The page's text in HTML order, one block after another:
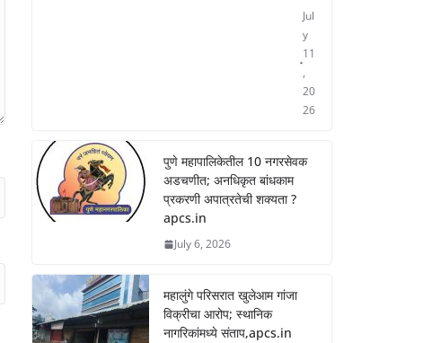
Jul
y
11
,
20
26
पुणे महापालिकेतील 10 नगरसेवक
अडचणीत; अनधिकृत बांधकाम
प्रकरणी अपात्रतेची शक्यता ?
apcs.in
July 6, 2026
महालुंगे परिसरात खुलेआम गांजा
विक्रीचा आरोप; स्थानिक
नागरिकांमध्ये संताप,apcs.in